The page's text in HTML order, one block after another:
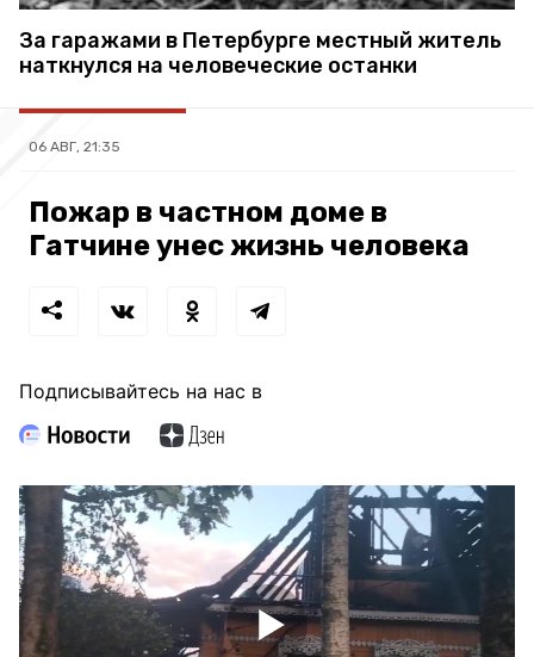
За гаражами в Петербурге местный житель
наткнулся на человеческие останки
06 АВГ, 21:35
Пожар в частном доме в
Гатчине унес жизнь человека
Подписывайтесь на нас в